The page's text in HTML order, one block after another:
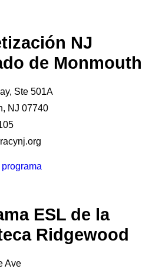
NJ
de Monmouth
Ste 501A
NJ 07740
ESL de la
Ridgewood
Ave